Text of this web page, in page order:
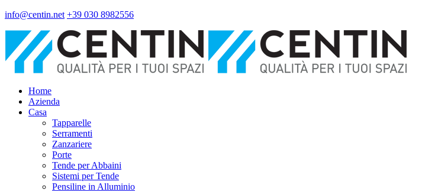
info@centin.net +39 030 8982556
Home
Azienda
Casa
Tapparelle
Serramenti
Zanzariere
Porte
Tende per Abbaini
Sistemi per Tende
Pensiline in Alluminio